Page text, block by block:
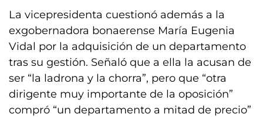
La vicepresidenta cuestionó además a la
exgobernadora bonaerense María Eugenia
Vidal por la adquisición de un departamento
tras su gestión. Señaló que a ella la acusan de
ser “la ladrona y la chorra”, pero que “otra
dirigente muy importante de la oposición”
compró “un departamento a mitad de precio”